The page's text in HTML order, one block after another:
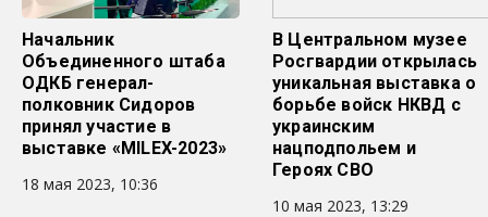
Начальник
Объединенного штаба
ОДКБ генерал-
полковник Сидоров
принял участие в
выставке «MILEX-2023»
18 мая 2023, 10:36
В Центральном музее
Росгвардии открылась
уникальная выставка о
борьбе войск НКВД с
украинским
нацподпольем и
Героях СВО
10 мая 2023, 13:29